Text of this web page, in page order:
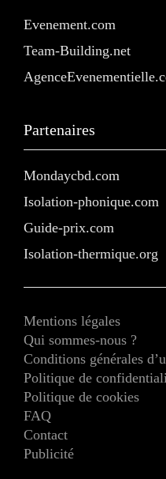
Evenement.com
Team-Building.net
Partenaires
Mondaycbd.com
Isolation-phonique.com
Guide-prix.com
Isolation-thermique.org
Mentions légales
Qui sommes-nous ?
Conditions générales
Politique de
Politique de cookies
FAQ
Contact
Publicité